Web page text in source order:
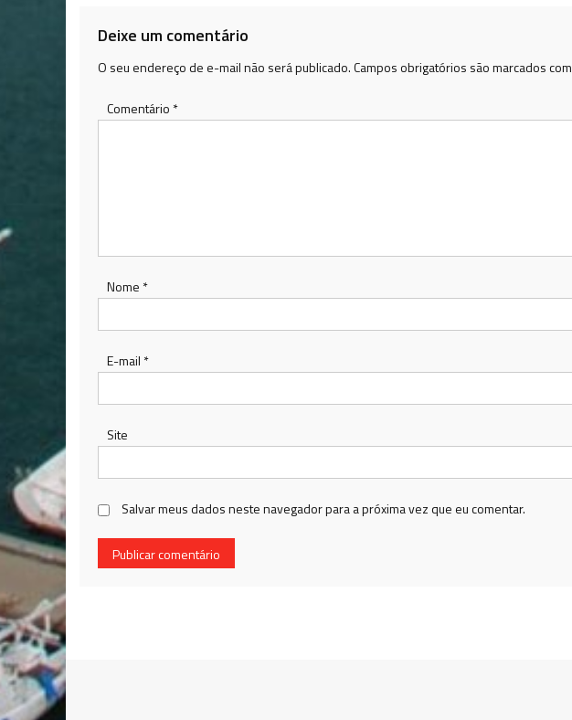
Deixe um comentário
O seu endereço de e-mail não será publicado.Campos obrigatórios são marcados com
Comentário *
Nome *
E-mail *
Site
Salvar meus dados neste navegador para a próxima vez que eu comentar.